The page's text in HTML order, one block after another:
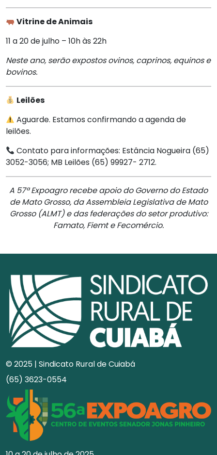
Vitrine de Animais
11 a 20 de julho – 10h às 22h
Neste ano, serão expostos ovinos, caprinos, equinos e
bovinos.
Leilões
Aguarde. Estamos confirmando a agenda de
leilões.
Contato para informações: Estância Nogueira (65)
3052-3056; MB Leilões (65) 99927- 2712.
A 57ª Expoagro recebe apoio do Governo do Estado
de Mato Grosso, da Assembleia Legislativa de Mato
Grosso (ALMT) e das federações do setor produtivo:
Famato, Fiemt e Fecomércio.
© 2025 | Sindicato Rural de Cuiabá
(65) 3623-0554